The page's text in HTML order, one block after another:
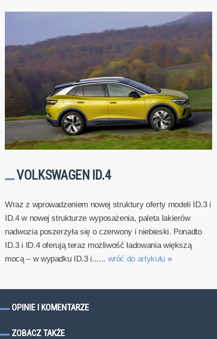
VOLKSWAGEN ID.4
Wraz z wprowadzeniem nowej struktury oferty modeli ID.3 i
ID.4 w nowej strukturze wyposażenia, paleta lakierów
nadwozia poszerzyła się o czerwony i niebieski. Ponadto
ID.3 i ID.4 oferują teraz możliwość ładowania większą
mocą – w wypadku ID.3 i...... wróć do artykułu »
OPINIE I KOMENTARZE
ZOBACZ TAKŻE